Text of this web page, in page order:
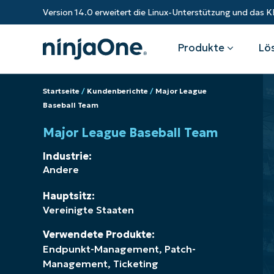
Version 14.0 erweitert die Linux-Unterstützung und das
Produkte
Produkte
Autonomes Patch-Management
Dokumentation
Finanzinstitute
NinjaOne Academy
Startseite / Kundenberichte / Major League
Baseball Team
Major League Baseball Team
Industrie:
Andere
Hauptsitz:
Vereinigte Staaten
Verwendete Produkte:
Endpunkt-Management, Patch-
Management, Ticketing